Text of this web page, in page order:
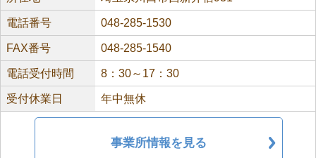
電話番号 048-285-1530
FAX番号 048-285-1540
電話受付時間 8：30～17：30
受付休業日 年中無休
事業所情報を見る